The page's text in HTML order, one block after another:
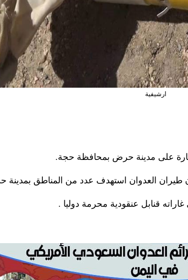
ارشيفية
طيران العدوان استهدف عدد من المناطق
قنابل عنقودية محرمة دوليا .